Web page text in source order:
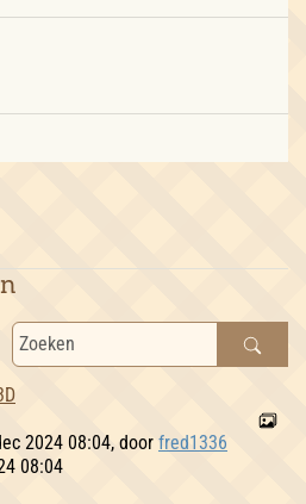
2024 08:04, door fred1336
08:04